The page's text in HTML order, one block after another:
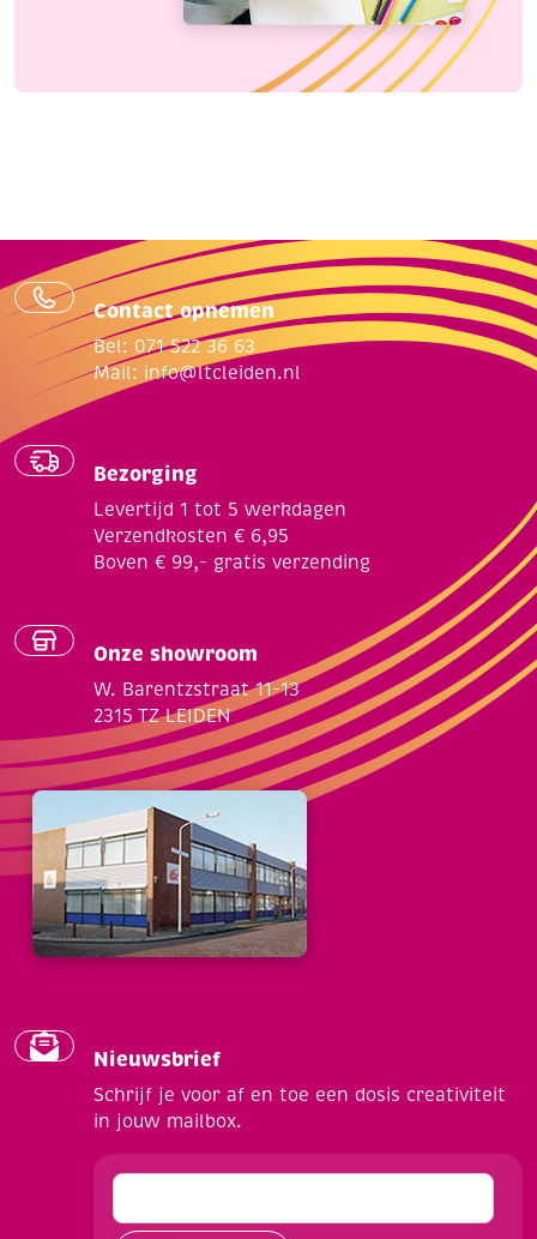
Contact opnemen
Bel: 071 522 36 63
Mail: info@ltcleiden.nl
Bezorging
Levertijd 1 tot 5 werkdagen
Verzendkosten € 6,95
Boven € 99,- gratis verzending
Onze showroom
W. Barentzstraat 11-13
2315 TZ LEIDEN
Nieuwsbrief
Schrijf je voor af en toe een dosis creativiteit
in jouw mailbox.